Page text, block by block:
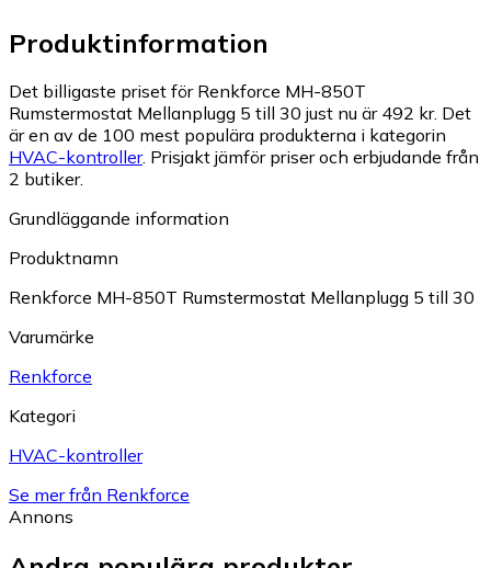
Produktinformation
Det billigaste priset för Renkforce MH-850T
Rumstermostat Mellanplugg 5 till 30 just nu är 492 kr. Det
är en av de 100 mest populära produkterna i kategorin
HVAC-kontroller. Prisjakt jämför priser och erbjudande från
2 butiker.
Grundläggande information
Produktnamn
Renkforce MH-850T Rumstermostat Mellanplugg 5 till 30
Varumärke
Renkforce
Kategori
HVAC-kontroller
Se mer från Renkforce
Annons